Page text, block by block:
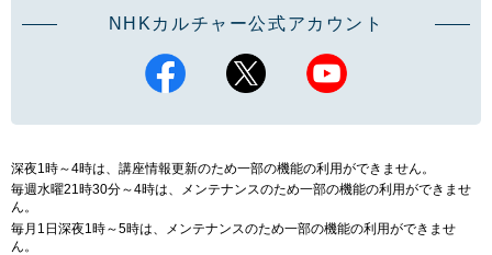
NHKカルチャー公式アカウント
深夜1時～4時は、講座情報更新のため一部の機能の利用ができません。
毎週水曜21時30分～4時は、メンテナンスのため一部の機能の利用ができませ
ん。
毎月1日深夜1時～5時は、メンテナンスのため一部の機能の利用ができませ
ん。